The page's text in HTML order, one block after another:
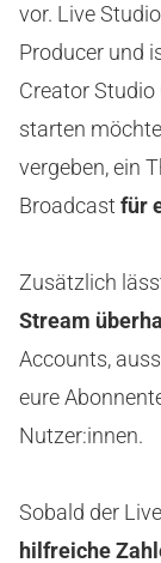
vor. Live
Producer und
Creator Studio
starten
vergeben, ein
Broadcast für
Zusätzlich
Stream
Accounts,
eure
Nutzer:innen.
Sobald der
hilfreiche